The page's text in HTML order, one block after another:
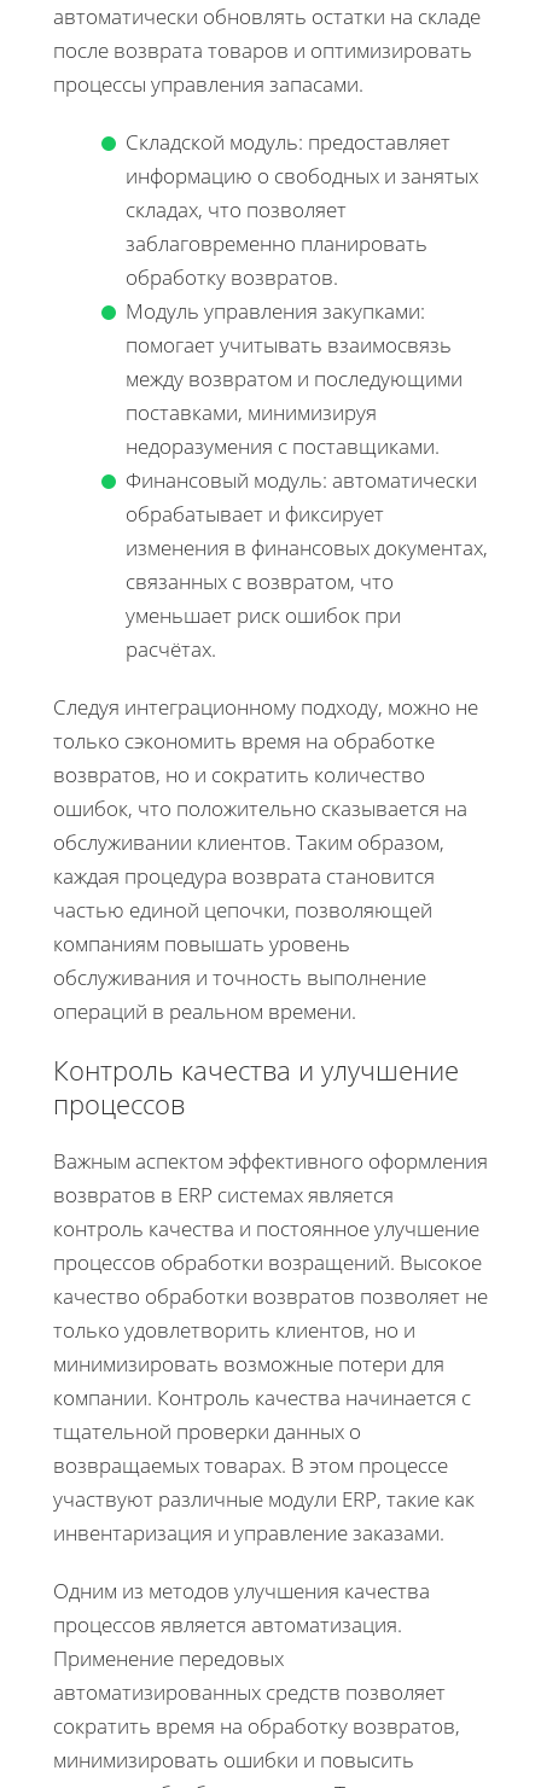
автоматически обновлять остатки на складе
после возврата товаров и оптимизировать
процессы управления запасами.
Складской модуль: предоставляет
информацию о свободных и занятых
складах, что позволяет
заблаговременно планировать
обработку возвратов.
Модуль управления закупками:
помогает учитывать взаимосвязь
между возвратом и последующими
поставками, минимизируя
недоразумения с поставщиками.
Финансовый модуль: автоматически
обрабатывает и фиксирует
изменения в финансовых документах,
связанных с возвратом, что
уменьшает риск ошибок при
расчётах.
Следуя интеграционному подходу, можно не
только сэкономить время на обработке
возвратов, но и сократить количество
ошибок, что положительно сказывается на
обслуживании клиентов. Таким образом,
каждая процедура возврата становится
частью единой цепочки, позволяющей
компаниям повышать уровень
обслуживания и точность выполнение
операций в реальном времени.
Контроль качества и улучшение
процессов
Важным аспектом эффективного оформления
возвратов в ERP системах является
контроль качества и постоянное улучшение
процессов обработки возращений. Высокое
качество обработки возвратов позволяет не
только удовлетворить клиентов, но и
минимизировать возможные потери для
компании. Контроль качества начинается с
тщательной проверки данных о
возвращаемых товарах. В этом процессе
участвуют различные модули ERP, такие как
инвентаризация и управление заказами.
Одним из методов улучшения качества
процессов является автоматизация.
Применение передовых
автоматизированных средств позволяет
сократить время на обработку возвратов,
минимизировать ошибки и повысить